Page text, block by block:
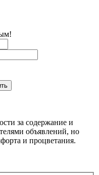
за содержание и
объявлений, но
и процветания.